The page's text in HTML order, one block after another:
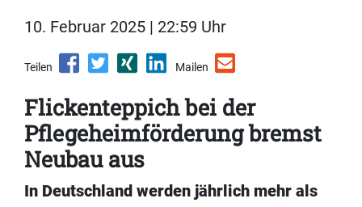
10. Februar 2025 | 22:59 Uhr
Teilen Mailen
Flickenteppich bei der
Pflegeheimförderung bremst
Neubau aus
In Deutschland werden jährlich mehr als